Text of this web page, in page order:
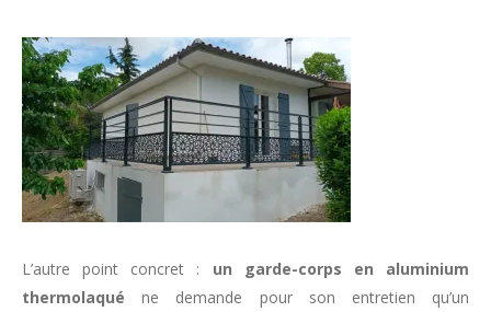
L’autre point concret : un garde-corps en aluminium
thermolaqué ne demande pour son entretien qu’un